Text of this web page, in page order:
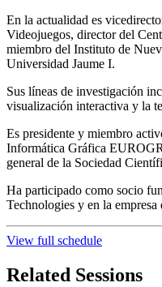
En la actualidad es
Videojuegos, director del
miembro del Instituto de
Universidad Jaume I.
Sus líneas de investigación
visualización interactiva y la
Es presidente y miembro
Informática Gráfica
general de la Sociedad
Ha participado como socio
Technologies y en la
View full schedule
Related Sessions